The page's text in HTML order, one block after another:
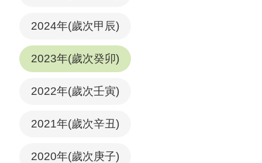
2024年(歲次甲辰)
2023年(歲次癸卯)
2022年(歲次壬寅)
2021年(歲次辛丑)
2020年(歲次庚子)